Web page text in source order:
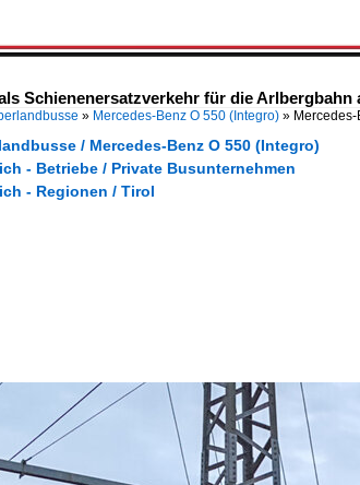
Schienenersatzverkehr für die Arlbergbahn
» Mercedes-Benz O 550 (Integro) »
/ Mercedes-Benz O 550 (Integro)
- Betriebe / Private Busunternehmen
- Regionen / Tirol